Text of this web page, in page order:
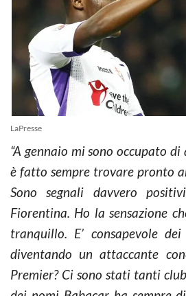
LaPresse
“A gennaio mi sono occupato
è fatto sempre trovare pronto
Sono segnali davvero
Fiorentina. Ho la sensazione
tranquillo. E’ consapevole
diventando un attaccante
Premier? Ci sono stati tanti